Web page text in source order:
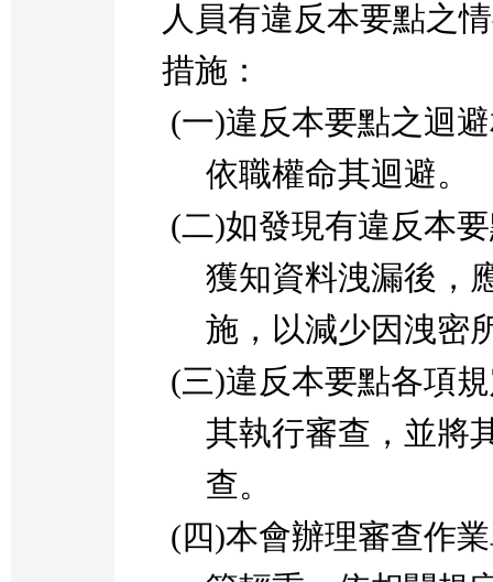
人員有違反本要點之
措施：
(一)違反本要點之迴
依職權命其迴避。
(二)如發現有違反本
獲知資料洩漏後，
施，以減少因洩密
(三)違反本要點各項
其執行審查，並將
查。
(四)本會辦理審查作